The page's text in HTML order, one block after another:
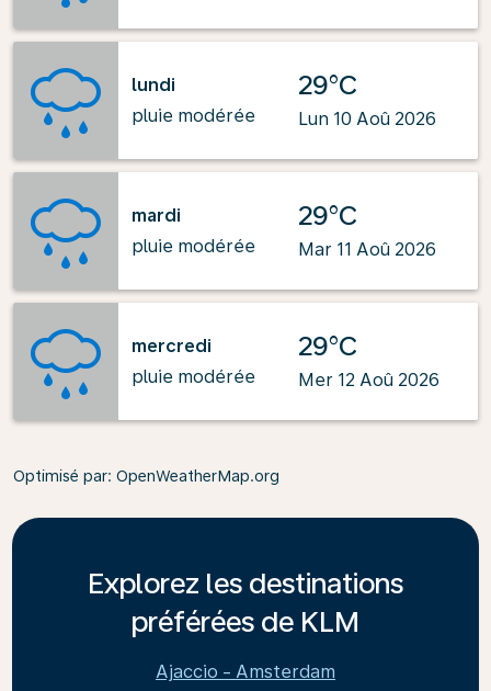
lundi
pluie modérée
29°C
Lun 10 Aoû 2026
mardi
pluie modérée
29°C
Mar 11 Aoû 2026
mercredi
pluie modérée
29°C
Mer 12 Aoû 2026
Optimisé par: OpenWeatherMap.org
Explorez les destinations
préférées de KLM
Ajaccio - Amsterdam